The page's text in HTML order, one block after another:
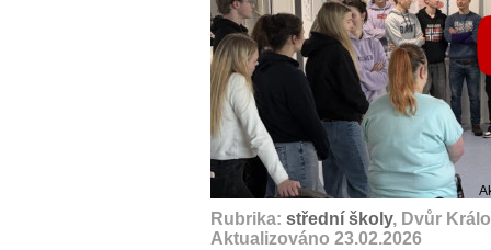
Rubrika: střední školy, Dvůr
Aktualizováno 23.02.2026